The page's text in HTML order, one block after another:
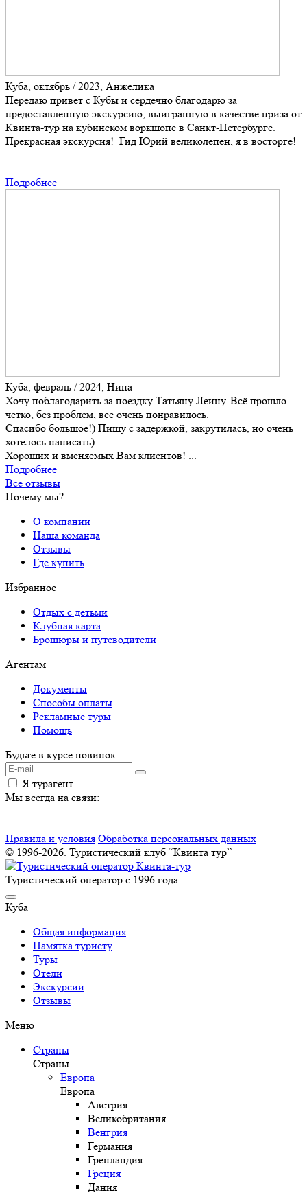
Куба, октябрь / 2023, Анжелика
Передаю привет с Кубы и сердечно благодарю за
предоставленную экскурсию, выигранную в качестве приза от
Квинта-тур на кубинском воркшопе в Санкт-Петербурге.
Прекрасная экскурсия! Гид Юрий великолепен, я в восторге!
Подробнее
Куба, февраль / 2024, Нина
Хочу поблагодарить за поездку Татьяну Леину. Всё прошло
четко, без проблем, всё очень понравилось.
Спасибо большое!) Пишу с задержкой, закрутилась, но очень
хотелось написать)
Хороших и вменяемых Вам клиентов! ...
Подробнее
Все отзывы
Почему мы?
О компании
Наша команда
Отзывы
Где купить
Избранное
Отдых с детьми
Клубная карта
Брошюры и путеводители
Агентам
Документы
Способы оплаты
Рекламные туры
Помощь
Будьте в курсе новинок:
Я турагент
Мы всегда на связи:
Правила и условия Обработка персональных данных
© 1996-2026. Туристический клуб “Квинта тур”
Туристический оператор с 1996 года
Куба
Общая информация
Памятка туристу
Туры
Отели
Экскурсии
Отзывы
Меню
Страны
Страны
Европа
Европа
Австрия
Великобритания
Венгрия
Германия
Гренландия
Греция
Дания